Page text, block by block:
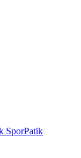
SporPatik